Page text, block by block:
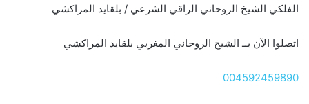
الفلكي الشيخ الروحاني الراقي الشرعي / بلقايد المراكشي
اتصلوا الآن بــ الشيخ الروحاني المغربي بلقايد المراكشي
004592459890